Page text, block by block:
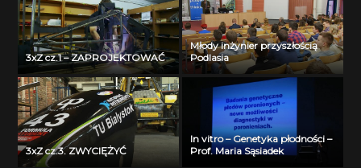
3xZ cz.1 – ZAPROJEKTOWAĆ
Młody inżynier przyszłością
Podlasia
3xZ cz.3. ZWYCIĘŻYĆ
In vitro – Genetyka płodności –
Prof. Maria Sąsiadek